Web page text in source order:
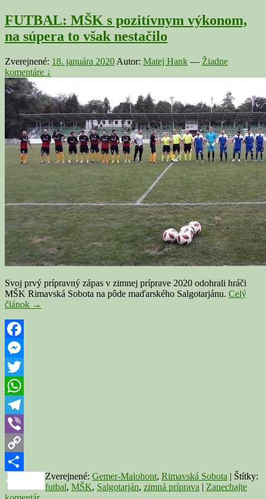
FUTBAL: MŠK s pozitívnym výkonom,
na súpera to však nestačilo
Zverejnené: 18. januára 2020 Autor: Matej Hank — Žiadne
komentáre ↓
Svoj prvý prípravný zápas v zimnej príprave 2020 odohrali hráči
MŠK Rimavská Sobota na pôde maďarského Salgotarjánu. Celý
článok FUTBAL:
→
Facebook
Messenger
Twitter
WhatsApp
Telegram
Viber
Copy
Link
Share
Zverejnené: Gemer-Malohont, Rimavská Sobota | Štítky:
futbal, MŠK, Salgotarján, zimná príprava | Zanechajte